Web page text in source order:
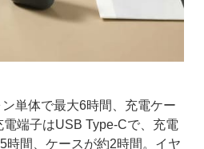
単体で最大6時間、充電ケー
端子はUSB Type-Cで、充電
時間、ケースが約2時間。イヤ